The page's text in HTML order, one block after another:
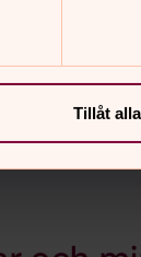
Tillåt